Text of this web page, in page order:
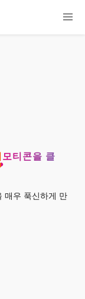
티콘을 클
매우 푹신하게 만